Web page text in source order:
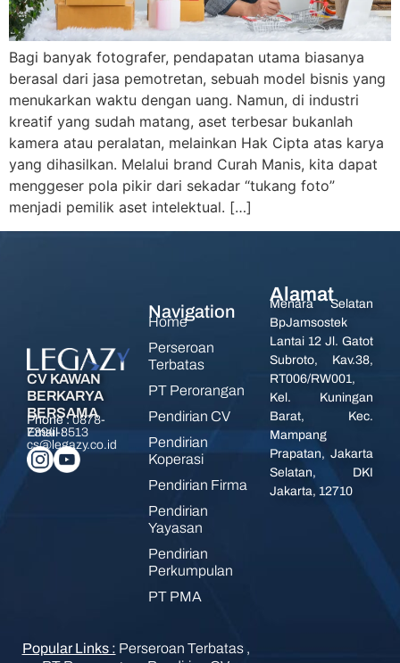
Bagi banyak fotografer, pendapatan utama biasanya
berasal dari jasa pemotretan, sebuah model bisnis yang
menukarkan waktu dengan uang. Namun, di industri
kreatif yang sudah matang, aset terbesar bukanlah
kamera atau peralatan, melainkan Hak Cipta atas karya
yang dihasilkan. Melalui brand Curah Manis, kita dapat
menggeser pola pikir dari sekadar “tukang foto”
menjadi pemilik aset intelektual. […]
CV KAWAN
BERKARYA
BERSAMA
Phone :0878-
7394-8513
Email :
cs@legazy.co.id
Navigation
Home
Perseroan
Terbatas
PT Perorangan
Pendirian CV
Pendirian
Koperasi
Pendirian Firma
Pendirian
Yayasan
Pendirian
Perkumpulan
PT PMA
Alamat
Menara Selatan
BpJamsostek
Lantai 12 Jl. Gatot
Subroto, Kav.38,
RT006/RW001,
Kel. Kuningan
Barat, Kec.
Mampang
Prapatan, Jakarta
Selatan, DKI
Jakarta, 12710
Popular Links : Perseroan Terbatas ,